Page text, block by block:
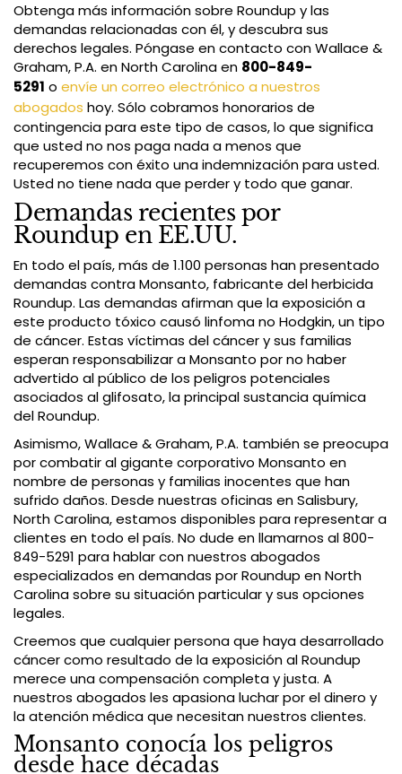
Obtenga más información sobre Roundup y las
demandas relacionadas con él, y descubra sus
derechos legales. Póngase en contacto con Wallace &
Graham, P.A. en North Carolina en 800-849-
5291 o envíe un correo electrónico a nuestros
abogados hoy. Sólo cobramos honorarios de
contingencia para este tipo de casos, lo que significa
que usted no nos paga nada a menos que
recuperemos con éxito una indemnización para usted.
Usted no tiene nada que perder y todo que ganar.
Demandas recientes por
Roundup en EE.UU.
En todo el país, más de 1.100 personas han presentado
demandas contra Monsanto, fabricante del herbicida
Roundup. Las demandas afirman que la exposición a
este producto tóxico causó linfoma no Hodgkin, un tipo
de cáncer. Estas víctimas del cáncer y sus familias
esperan responsabilizar a Monsanto por no haber
advertido al público de los peligros potenciales
asociados al glifosato, la principal sustancia química
del Roundup.
Asimismo, Wallace & Graham, P.A. también se preocupa
por combatir al gigante corporativo Monsanto en
nombre de personas y familias inocentes que han
sufrido daños. Desde nuestras oficinas en Salisbury,
North Carolina, estamos disponibles para representar a
clientes en todo el país. No dude en llamarnos al 800-
849-5291 para hablar con nuestros abogados
especializados en demandas por Roundup en North
Carolina sobre su situación particular y sus opciones
legales.
Creemos que cualquier persona que haya desarrollado
cáncer como resultado de la exposición al Roundup
merece una compensación completa y justa. A
nuestros abogados les apasiona luchar por el dinero y
la atención médica que necesitan nuestros clientes.
Monsanto conocía los peligros
desde hace décadas